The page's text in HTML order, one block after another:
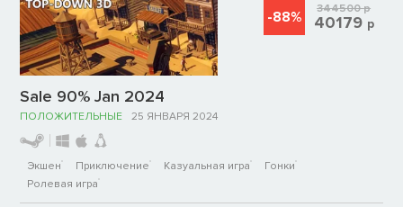
Sale 90% Jan 2024
ПОЛОЖИТЕЛЬНЫЕ 25 ЯНВАРЯ 2024
Экшен Приключение Казуальная игра
Гонки
Ролевая игра
-88% 344500р
40179 р